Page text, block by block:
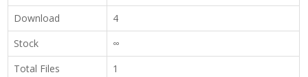
Download
4
Stock
∞
Total Files
1